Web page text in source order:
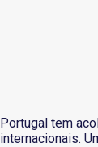
Portugal tem
internacionais.